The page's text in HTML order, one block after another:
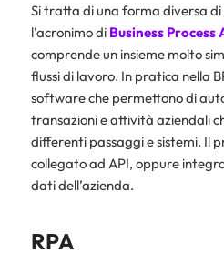
Si tratta di una forma diversa
l’acronimo di Business
comprende un insieme molto
flussi di lavoro. In pratica nella
software che permettono di
transazioni e attività aziendali
differenti passaggi e sistemi. Il
collegato ad API, oppure
dati dell’azienda.
RPA